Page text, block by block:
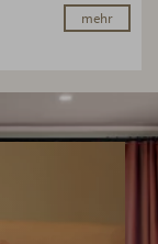
mehr